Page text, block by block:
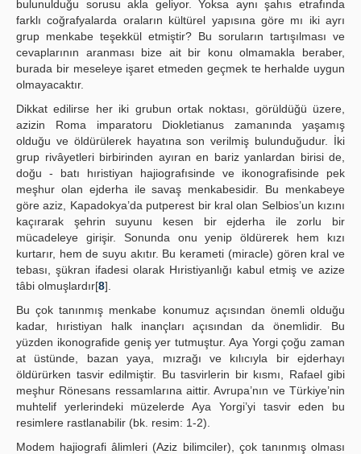
bulunulduğu sorusu akla geliyor. Yoksa aynı şahıs etrafında
farklı coğrafyalarda oraların kültürel yapısına göre mı iki ayrı
grup menkabe teşekkül etmiştir? Bu soruların tartışılması ve
cevaplarının aranması bize ait bir konu olmamakla beraber,
burada bir meseleye işaret etmeden geçmek te herhalde uygun
olmayacaktır.
Dikkat edilirse her iki grubun ortak noktası, görüldüğü üzere,
azizin Roma imparatoru Diokletianus zamanında yaşamış
olduğu ve öldürülerek hayatına son verilmiş bulunduğudur. İki
grup rivâyetleri birbirinden ayıran en bariz yanlardan birisi de,
doğu - batı hıristiyan hajiografısinde ve ikonografisinde pek
meşhur olan ejderha ile savaş menkabesidir. Bu menkabeye
göre aziz, Kapadokya’da putperest bir kral olan Selbios’un kızını
kaçırarak şehrin suyunu kesen bir ejderha ile zorlu bir
mücadeleye girişir. Sonunda onu yenip öldürerek hem kızı
kurtarır, hem de suyu akıtır. Bu kerameti (miracle) gören kral ve
tebası, şükran ifadesi olarak Hıristiyanlığı kabul etmiş ve azize
tâbi olmuşlardır[8].
Bu çok tanınmış menkabe konumuz açısından önemli olduğu
kadar, hıristiyan halk inançları açısından da önemlidir. Bu
yüzden ikonografide geniş yer tutmuştur. Aya Yorgi çoğu zaman
at üstünde, bazan yaya, mızrağı ve kılıcıyla bir ejderhayı
öldürürken tasvir edilmiştir. Bu tasvirlerin bir kısmı, Rafael gibi
meşhur Rönesans ressamlarına aittir. Avrupa’nın ve Türkiye’nin
muhtelif yerlerindeki müzelerde Aya Yorgi’yi tasvir eden bu
resimlere rastlanabilir (bk. resim: 1-2).
Modem hajiografi âlimleri (Aziz bilimciler), çok tanınmış olması